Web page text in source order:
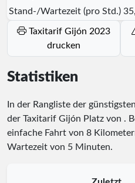
Stand-/Wartezeit (pro Std.)
Taxitarif Gijón 2023
drucken
Statistiken
In der Rangliste der
der Taxitarif Gijón Platz von .
einfache Fahrt von 8
Wartezeit von 5 Minuten.